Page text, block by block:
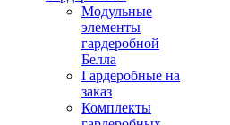
Модульные
элементы
гардеробной
Белла
Гардеробные на
заказ
Комплекты